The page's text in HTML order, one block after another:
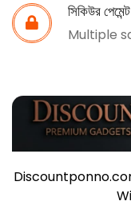
সিকিউর পেমেন্ট
Multiple